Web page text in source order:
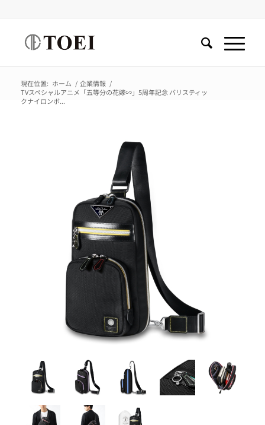
現在位置: ホーム / 企業情報 /
TVスペシャルアニメ「五等分の花嫁∽」5周年記念 バリスティッ
クナイロンボ...